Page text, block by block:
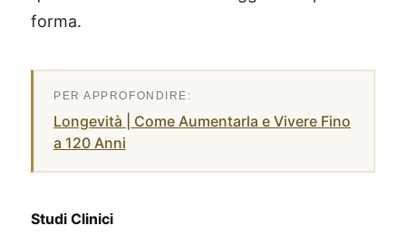
forma.
Longevità | Come Aumentarla e Vivere Fino
a 120 Anni
Studi Clinici